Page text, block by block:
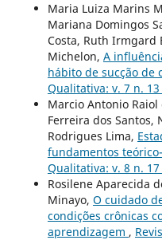
Maria Luiza Marins
Mariana Domingos
Costa, Ruth Irmgard
Michelon, A
hábito de sucção de
Qualitativa: v. 7 n. 13
Marcio Antonio Raiol
Ferreira dos Santos,
Rodrigues Lima,
fundamentos
Qualitativa: v. 8 n. 17
Rosilene Aparecida
Minayo, O cuidado
condições crônicas
aprendizagem ,